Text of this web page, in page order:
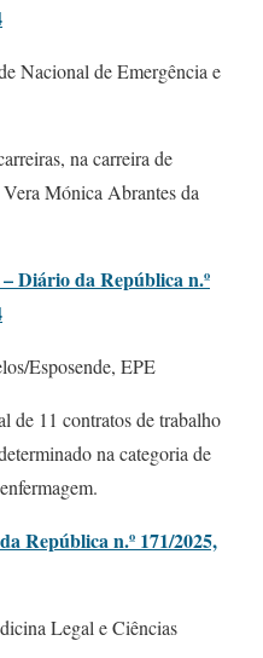
Nacional de Emergência e
na carreira de
Mónica Abrantes da
Diário da República n.º
Esposende, EPE
de 11 contratos de trabalho
na categoria de
República n.º 171/2025,
Legal e Ciências